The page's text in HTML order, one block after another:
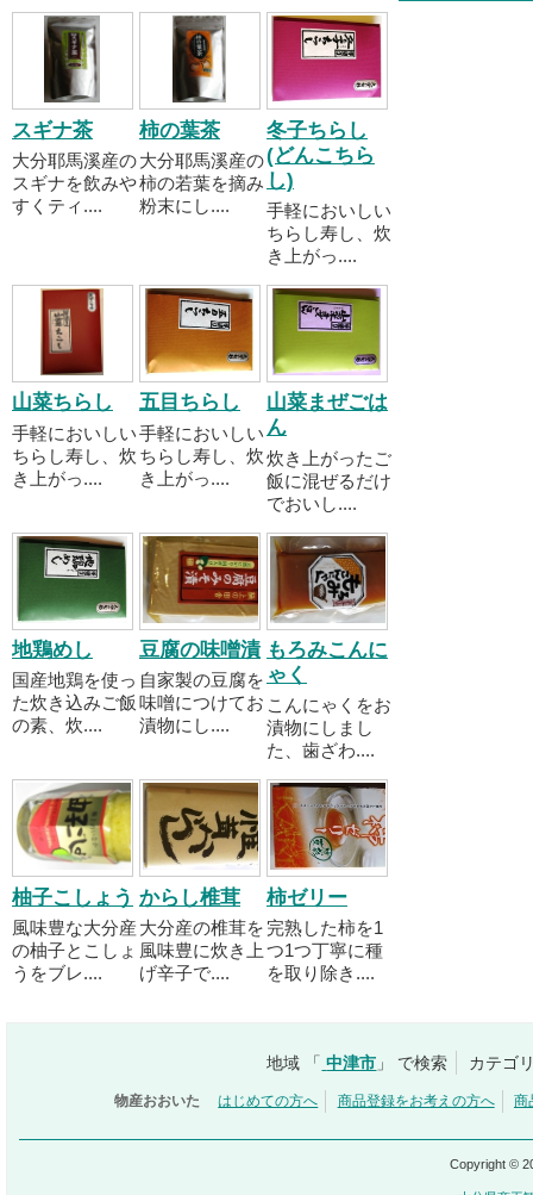
スギナ茶
大分耶馬溪産の
スギナを飲みや
すくティ....
柿の葉茶
大分耶馬溪産の
柿の若葉を摘み
粉末にし....
冬子ちらし
(どんこちら
し)
手軽においしい
ちらし寿し、炊
き上がっ....
山菜ちらし
手軽においしい
ちらし寿し、炊
き上がっ....
五目ちらし
手軽においしい
ちらし寿し、炊
き上がっ....
山菜まぜごは
ん
炊き上がったご
飯に混ぜるだけ
でおいし....
地鶏めし
国産地鶏を使っ
た炊き込みご飯
の素、炊....
豆腐の味噌漬
自家製の豆腐を
味噌につけてお
漬物にし....
もろみこんに
ゃく
こんにゃくをお
漬物にしまし
た、歯ざわ....
柚子こしょう
風味豊な大分産
の柚子とこしょ
うをブレ....
からし椎茸
大分産の椎茸を
風味豊に炊き上
げ辛子で....
柿ゼリー
完熟した柿を1
つ1つ丁寧に種
を取り除き....
地域 「 中津市 」 で検索 カテゴ
物産おおいた はじめての方へ 商品登録をお考えの方へ 商
Copyright ©